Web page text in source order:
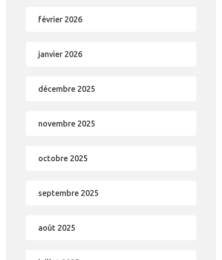
février 2026
janvier 2026
décembre 2025
novembre 2025
octobre 2025
septembre 2025
août 2025